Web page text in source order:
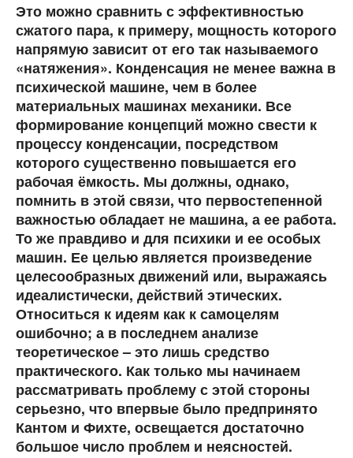
Это можно сравнить с эффективностью
сжатого пара, к примеру, мощность которого
напрямую зависит от его так называемого
«натяжения». Конденсация не менее важна в
психической машине, чем в более
материальных машинах механики. Все
формирование концепций можно свести к
процессу конденсации, посредством
которого существенно повышается его
рабочая ёмкость. Мы должны, однако,
помнить в этой связи, что первостепенной
важностью обладает не машина, а ее работа.
То же правдиво и для психики и ее особых
машин. Ее целью является произведение
целесообразных движений или, выражаясь
идеалистически, действий этических.
Относиться к идеям как к самоцелям
ошибочно; а в последнем анализе
теоретическое – это лишь средство
практического. Как только мы начинаем
рассматривать проблему с этой стороны
серьезно, что впервые было предпринято
Кантом и Фихте, освещается достаточно
большое число проблем и неясностей.